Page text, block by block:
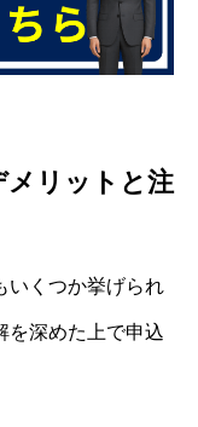
メリットと注
いくつか挙げられ
を深めた上で申込